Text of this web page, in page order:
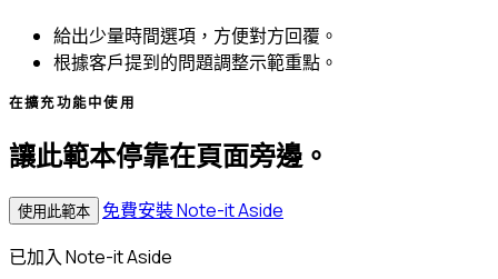
給出少量時間選項，方便對方回覆。
根據客戶提到的問題調整示範重點。
在擴充功能中使用
讓此範本停靠在頁面旁邊。
使用此範本
免費安裝 Note-it Aside
已加入 Note-it Aside